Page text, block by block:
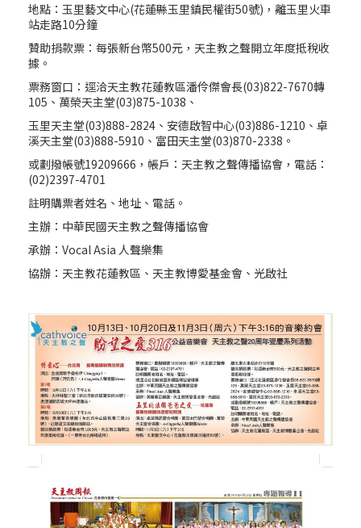
地點：玉里藝文中心(花蓮縣玉里鎮民權街50號)，離玉里火車
站走路10分鐘
贊助捐款票：每張新台幣500元，天主教之聲開立年度抵稅收
據。
票務窗口：逕洽天主教花蓮教區潘伶傑會長(03)822-7670轉
105、萬榮天主堂(03)875-1038、
玉里天主堂(03)888-2824、安德啟智中心(03)886-1210、卓
溪天主堂(03)888-5910、富田天主堂(03)870-2338。
或劃撥帳號19209666，帳戶：天主教之聲傳播協會，電話：
(02)2397-4701
註明購票者姓名、地址、電話。
主辦：中華民國天主教之聲傳播協會
承辦：Vocal Asia 人聲樂集
協辦：天主教花蓮教區、天主教博愛基金會、光啟社